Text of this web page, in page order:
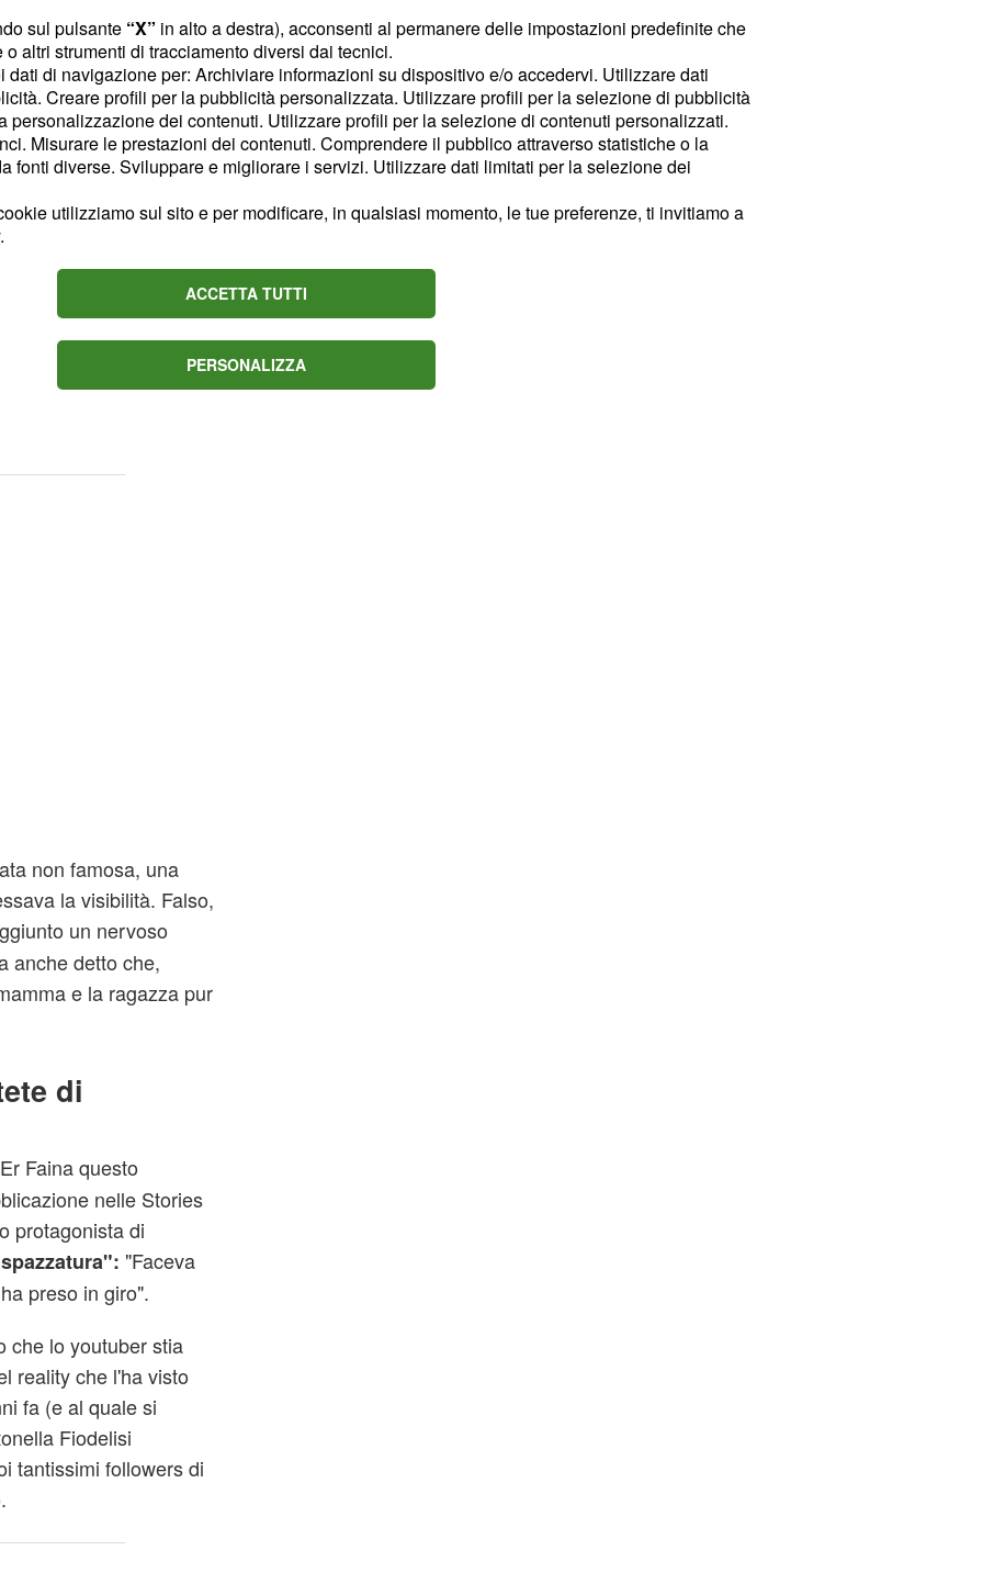
alterato quello che si è
network: nel
IslandVip, il
il ragazzo nello
fatto che Damiano
di far parte del
passato anni della sua
che tutti quelli che gli
non famosa, una
la visibilità. Falso,
un nervoso
anche detto che,
e la ragazza pur
di
Faina questo
nelle Stories
protagonista di
"Faceva
preso in giro".
che lo youtuber stia
reality che l'ha visto
fa (e al quale si
Fiodelisi
tantissimi followers di
sul pulsante “X” in alto a destra), acconsenti al permanere delle impostazioni predefinite che
altri strumenti di tracciamento diversi dai tecnici.
dati di navigazione per: Archiviare informazioni su dispositivo e/o accedervi. Utilizzare dati
Creare profili per la pubblicità personalizzata. Utilizzare profili per la selezione di pubblicità
personalizzazione dei contenuti. Utilizzare profili per la selezione di contenuti personalizzati.
Misurare le prestazioni dei contenuti. Comprendere il pubblico attraverso statistiche o la
fonti diverse. Sviluppare e migliorare i servizi. Utilizzare dati limitati per la selezione dei
utilizziamo sul sito e per modificare, in qualsiasi momento, le tue preferenze, ti invitiamo a
.
ACCETTA TUTTI
PERSONALIZZA